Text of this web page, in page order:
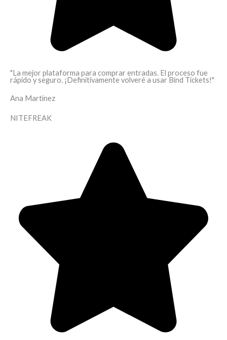
"La mejor plataforma para comprar entradas. El proceso fue
rápido y seguro. ¡Definitivamente volveré a usar Bind Tickets!"
Ana Martínez
NITEFREAK